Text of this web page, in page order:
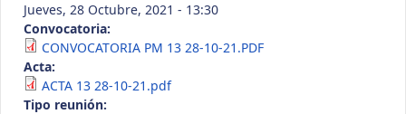
Jueves, 28 Octubre, 2021 - 13:30
Convocatoria:
CONVOCATORIA PM 13 28-10-21.PDF
Acta:
ACTA 13 28-10-21.pdf
Tipo reunión: